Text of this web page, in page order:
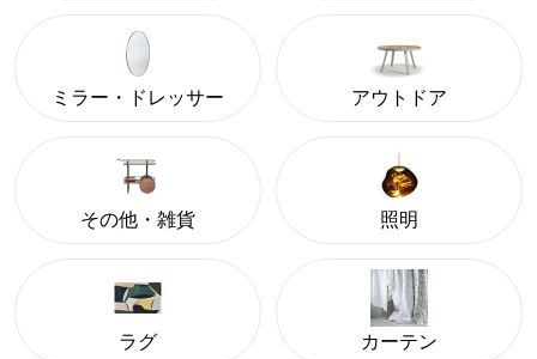
ミラー・ドレッサー アウトドア
その他・雑貨 照明
ラグ カーテン